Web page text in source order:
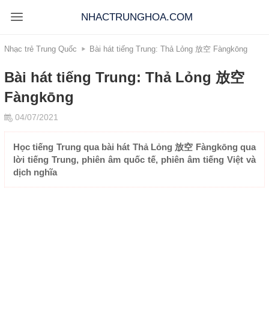
NHACTRUNGHOA.COM
Nhạc trẻ Trung Quốc Bài hát tiếng Trung: Thả Lỏng 放空 Fàngkōng
Bài hát tiếng Trung: Thả Lỏng 放空
Fàngkōng
04/07/2021
Học tiếng Trung qua bài hát Thả Lỏng 放空 Fàngkōng qua
lời tiếng Trung, phiên âm quốc tế, phiên âm tiếng Việt và
dịch nghĩa